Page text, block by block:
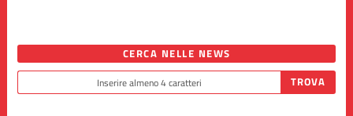
CERCA NELLE NEWS